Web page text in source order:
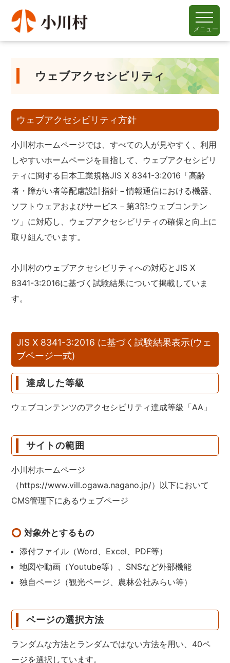
メニュー
ウェブアクセシビリティ
ウェブアクセシビリティ方針
小川村ホームページでは、すべての人が見やすく、利用
しやすいホームページを目指して、ウェブアクセシビリ
ティに関する日本工業規格JIS X 8341-3:2016「高齢
者・障がい者等配慮設計指針－情報通信における機器、
ソフトウェアおよびサービス－第3部:ウェブコンテン
ツ」に対応し、ウェブアクセシビリティの確保と向上に
取り組んでいます。
小川村のウェブアクセシビリティへの対応とJIS X
8341-3:2016に基づく試験結果について掲載していま
す。
JIS X 8341-3:2016 に基づく試験結果表示(ウェ
ブページ一式)
達成した等級
ウェブコンテンツのアクセシビリティ達成等級「AA」
サイトの範囲
小川村ホームページ
（https://www.vill.ogawa.nagano.jp/）以下において
CMS管理下にあるウェブページ
対象外とするもの
添付ファイル（Word、Excel、PDF等）
地図や動画（Youtube等）、SNSなど外部機能
独自ページ（観光ページ、農林公社みらい等）
ページの選択方法
ランダムな方法とランダムではない方法を用い、40ペ
ージを選択しています。